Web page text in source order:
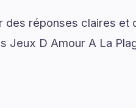
réponses claires et
Jeux D Amour A La